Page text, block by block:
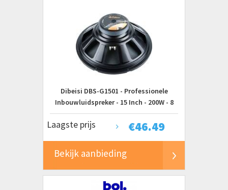
Dibeisi DBS-G1501 - Professionele
Inbouwluidspreker - 15 Inch - 200W - 8
Ohm
€46.49
Laagste prijs
Bekijk aanbieding